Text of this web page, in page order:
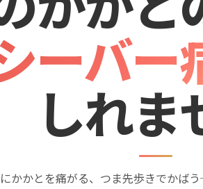
ーバー
しれま
かかとを痛がる、つま先歩きでかば